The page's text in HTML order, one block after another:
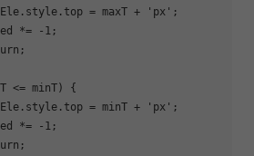
= maxT +
'px' ;
*=
-1 ;
;
<= minT) {
= minT +
'px' ;
*=
-1 ;
;